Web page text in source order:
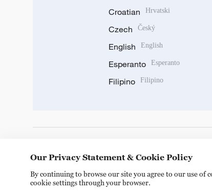
Croatian Hrvatski
Czech Český
English English
Esperanto Esperanto
Filipino Filipino
Our Privacy Statement & Cookie Policy
By continuing to browse our site you agree to our use of
cookie settings through your browser.